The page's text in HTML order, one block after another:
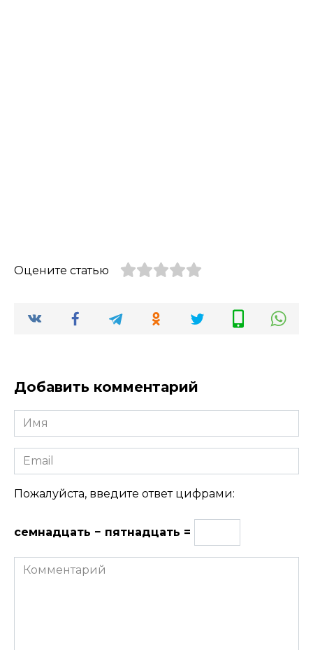
Оцените статью
Добавить комментарий
Имя
Email
Пожалуйста, введите ответ цифрами:
семнадцать − пятнадцать =
Комментарий